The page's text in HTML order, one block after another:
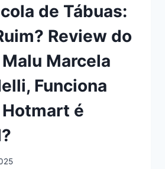
de Tábuas:
Review do
Marcela
Funciona
é